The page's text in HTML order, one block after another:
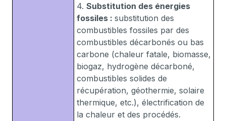
4. Substitution des énergies
fossiles : substitution des
combustibles fossiles par des
combustibles décarbonés ou bas
carbone (chaleur fatale, biomasse,
biogaz, hydrogène décarboné,
combustibles solides de
récupération, géothermie, solaire
thermique, etc.), électrification de
la chaleur et des procédés.